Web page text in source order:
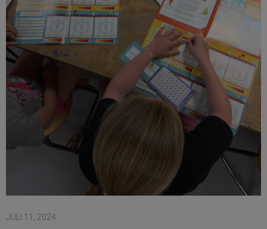
Gratis gezonds
Over ons
Bestellen
Winkelmand
JULI 11, 2024